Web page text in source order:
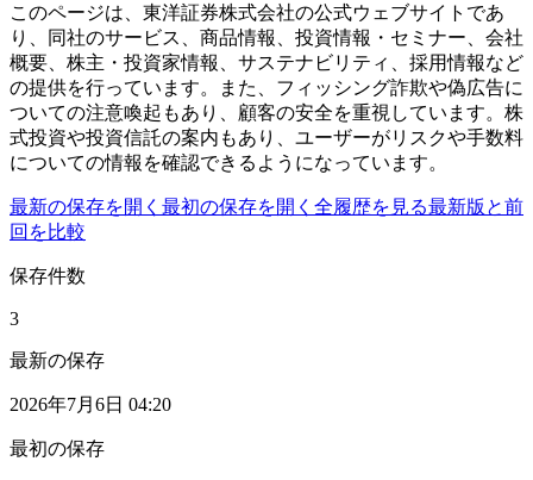
このページは、東洋証券株式会社の公式ウェブサイトであ
り、同社のサービス、商品情報、投資情報・セミナー、会社
概要、株主・投資家情報、サステナビリティ、採用情報など
の提供を行っています。また、フィッシング詐欺や偽広告に
ついての注意喚起もあり、顧客の安全を重視しています。株
式投資や投資信託の案内もあり、ユーザーがリスクや手数料
についての情報を確認できるようになっています。
最新の保存を開く 最初の保存を開く 全履歴を見る最新版と前
回を比較
保存件数
3
最新の保存
2026年7月6日 04:20
最初の保存